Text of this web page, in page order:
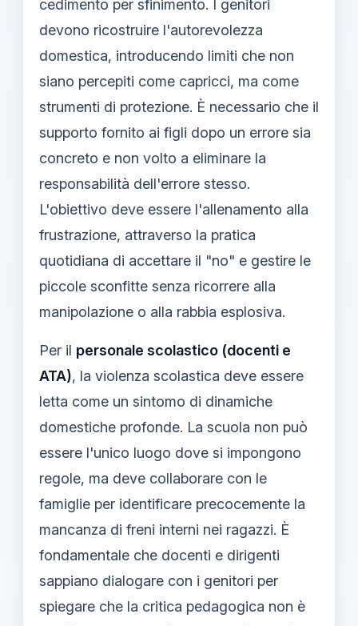
cedimento per sfinimento. I genitori
devono ricostruire l'autorevolezza
domestica, introducendo limiti che non
siano percepiti come capricci, ma come
strumenti di protezione. È necessario che il
supporto fornito ai figli dopo un errore sia
concreto e non volto a eliminare la
responsabilità dell'errore stesso.
L'obiettivo deve essere l'allenamento alla
frustrazione, attraverso la pratica
quotidiana di accettare il "no" e gestire le
piccole sconfitte senza ricorrere alla
manipolazione o alla rabbia esplosiva.
Per il personale scolastico (docenti e
ATA), la violenza scolastica deve essere
letta come un sintomo di dinamiche
domestiche profonde. La scuola non può
essere l'unico luogo dove si impongono
regole, ma deve collaborare con le
famiglie per identificare precocemente la
mancanza di freni interni nei ragazzi. È
fondamentale che docenti e dirigenti
sappiano dialogare con i genitori per
spiegare che la critica pedagogica non è